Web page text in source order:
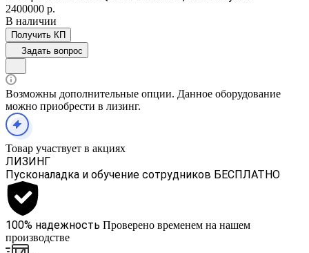
2400000 р.
В наличии
Получить КП
Задать вопрос
Возможны дополнительные опции. Данное оборудование
можно приобрести в лизинг.
Товар участвует в акциях
ЛИЗИНГ
Пусконаладка и обучение сотрудников БЕСПЛАТНО
100% надежность Проверено временем на нашем
производстве